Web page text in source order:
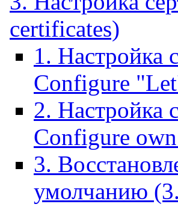
certificates)
1. Настройка
Configure
2. Настройка
Configure
3.
умолчанию